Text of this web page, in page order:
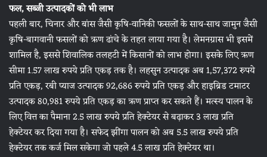
फल, सब्जी उत्पादकों को भी लाभ
पहली बार, चिनार और बांस जैसी कृषि-वानिकी फसलों के साथ-साथ जामुन जैसी
कृषि-बागवानी फसलों को ऋण ढांचे के तहत लाया गया है। लेमनग्रास भी इसमें
शामिल है, इससे शिवालिक तलहटी में किसानों को लाभ होगा। इसके लिए ऋण
सीमा 1.57 लाख रुपये प्रति एकड़ तक है। लहसुन उत्पादक अब 1,57,372 रुपये
प्रति एकड़, रबी प्याज उत्पादक 92,686 रुपये प्रति एकड़ और हाइब्रिड टमाटर
उत्पादक 80,981 रुपये प्रति एकड़ का ऋण प्राप्त कर सकते हैं। मत्स्य पालन के
लिए वित्त का पैमाना 2.5 लाख रुपये प्रति हेक्टेयर से बढ़ाकर 3 लाख प्रति
हेक्टेयर कर दिया गया है। सफेद झींगा पालन को अब 5.5 लाख रुपये प्रति
हेक्टेयर तक कर्ज मिल सकेगा जो पहले 4.5 लाख प्रति हेक्टेयर था।